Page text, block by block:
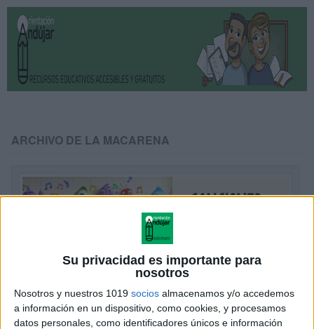
Su privacidad es importante para
nosotros
Nosotros y nuestros 1019 socios almacenamos y/o accedemos
a información en un dispositivo, como cookies, y procesamos
datos personales, como identificadores únicos e información
ARCHIVO DE LA MACARENA